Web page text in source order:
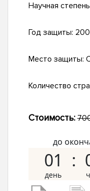
Научная
Год защиты:
Место защиты:
Количество
Стоимость:
до
01